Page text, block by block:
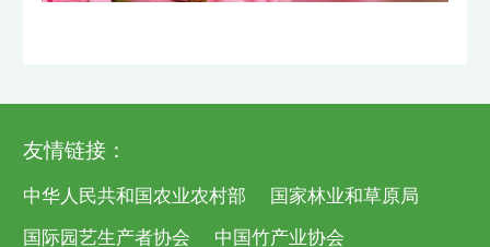
友情链接：
中华人民共和国农业农村部
国家林业和草原局
国际园艺生产者协会
中国竹产业协会